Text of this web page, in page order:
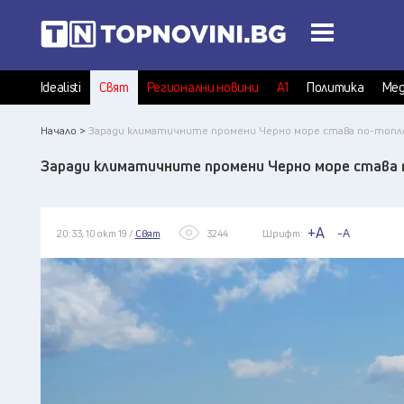
Idealisti Свят Регионални новини А1 Политика
Начало > Заради климатичните промени Черно море става по-
Заради климатичните промени Черно море
20:33, 10 окт 19 / Свят 3244 Шрифт: +A -A